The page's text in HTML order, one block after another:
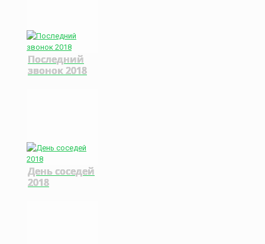
Последний
звонок 2018
День соседей
2018